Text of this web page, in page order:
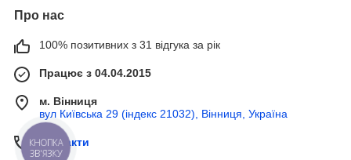
Про нас
100% позитивних з 31 відгука за рік
Працює з 04.04.2015
м. Вінниця
вул Київська 29 (індекс 21032), Вінниця, Україна
Контакти
КНОПКА
ЗВ'ЯЗКУ